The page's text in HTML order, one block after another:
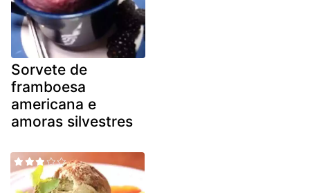
Sorvete de
framboesa
americana e
amoras silvestres